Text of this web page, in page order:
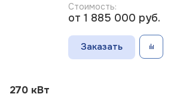
Стоимость:
от 1 885 000 руб.
Заказать
270 кВт